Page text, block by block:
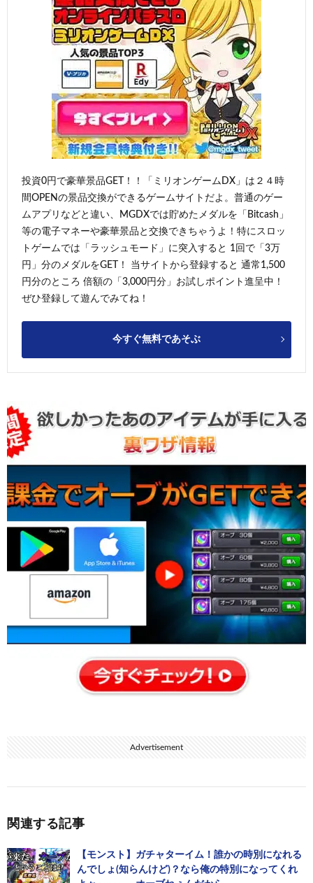
投資0円で豪華景品GET！！「ミリオンゲームDX」は２４時
間OPENの景品交換ができるゲームサイトだよ。普通のゲー
ムアプリなどと違い、MGDXでは貯めたメダルを「Bitcash」
等の電子マネーや豪華景品と交換できちゃうよ！特にスロッ
トゲームでは「ラッシュモード」に突入すると 1回で「3万
円」分のメダルをGET！ 当サイトから登録すると 通常1,500
円分のところ 倍額の「3,000円分」お試しポイント進呈中！
ぜひ登録して遊んでみてね！
今すぐ無料であそぶ
Advertisement
関連する記事
【モンスト】ガチャターイム！誰かの時別になれる
んでしょ(知らんけど)？なら俺の特別になってくれ